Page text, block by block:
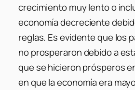
crecimiento muy lento o
economía decreciente
reglas. Es evidente que los
no prosperaron debido a
que se hicieron prósperos
en que la economía era